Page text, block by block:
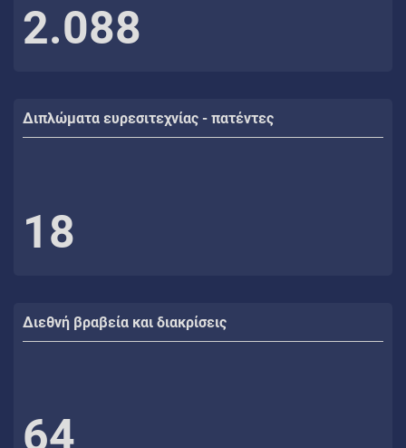
2.088
Διπλώματα ευρεσιτεχνίας - πατέντες
18
Διεθνή βραβεία και διακρίσεις
64